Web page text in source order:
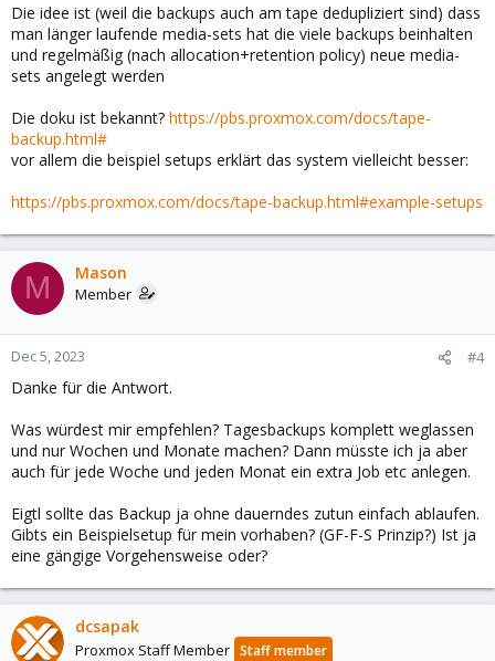
Die idee ist (weil die backups auch am tape dedupliziert sind) dass
man länger laufende media-sets hat die viele backups beinhalten
und regelmäßig (nach allocation+retention policy) neue media-
sets angelegt werden
Die doku ist bekannt? https://pbs.proxmox.com/docs/tape-
backup.html#
vor allem die beispiel setups erklärt das system vielleicht besser:
https://pbs.proxmox.com/docs/tape-backup.html#example-setups
M Mason
Member
Dec 5, 2023 #4
Danke für die Antwort.
Was würdest mir empfehlen? Tagesbackups komplett weglassen
und nur Wochen und Monate machen? Dann müsste ich ja aber
auch für jede Woche und jeden Monat ein extra Job etc anlegen.
Eigtl sollte das Backup ja ohne dauerndes zutun einfach ablaufen.
Gibts ein Beispielsetup für mein vorhaben? (GF-F-S Prinzip?) Ist ja
eine gängige Vorgehensweise oder?
dcsapak
Proxmox Staff Member Staff member